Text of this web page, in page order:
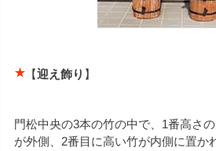
【迎え飾り 】
門松中央の3本の竹の中で、1番高さ
が外側、2番目に高い竹が内側に置か